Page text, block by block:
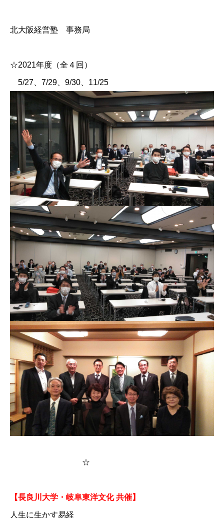
北大阪経営塾 事務局
☆2021年度（全４回）
5/27、7/29、9/30、11/25
☆
【長良川大学・岐阜東洋文化 共催】
人生に生かす易経